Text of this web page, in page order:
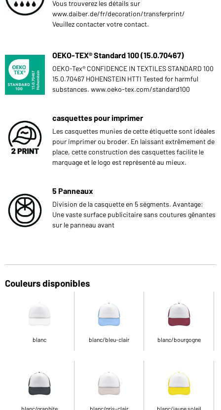
Vous trouverez les détails sur
www.daiber.de/fr/decoration/transferprint/
Veuillez contacter votre contact.
OEKO-TEX® Standard 100 (15.0.70467)
OEKO-Tex® CONFIDENCE IN TEXTILES STANDARD 100
15.0.70467 HOHENSTEIN HTTI Tested for harmful
substances. www.oeko-tex.com/standard100
casquettes pour imprimer
Les casquettes munies de cette étiquette sont idéales
pour imprimer ou broder. En laissant extrêmement de
place, cette construction des casquettes facilite le
marquage et le logo est représenté au mieux.
5 Panneaux
Division de la casquette en 5 ségments. Avantage:
Une vaste surface publicitaire sans coutures gênantes
sur le panneau avant
Couleurs disponibles
blanc blanc/bleu-clair blanc/bourgogne
blanc/graphite blanc/gris-clair blanc/jaune soleil